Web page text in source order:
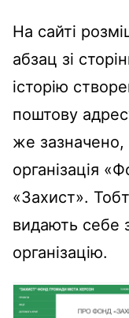
На сайті
абзац зі
історію
поштову
же
організація
«Захист».
видають себе
організацію.